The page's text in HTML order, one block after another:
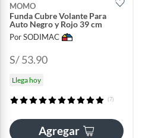
MOMO
Funda Cubre Volante Para
Auto Negro y Rojo 39 cm
Por SODIMAC
S/ 53.90
Llega hoy
(7)
Agregar